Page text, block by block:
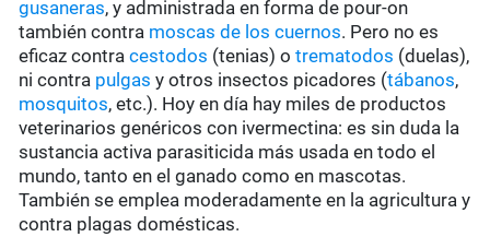
gusaneras, y administrada en forma de pour-on
también contra moscas de los cuernos. Pero no es
eficaz contracestodos (tenias) otrematodos (duelas),
ni contra pulgas y otros insectos picadores (tábanos,
mosquitos, etc.). Hoy en día hay miles de productos
veterinarios genéricos con ivermectina: es sin duda la
sustancia activa parasiticida más usada en todo el
mundo, tanto en el ganado como en mascotas.
También se emplea moderadamente en la agricultura y
contra plagas domésticas.